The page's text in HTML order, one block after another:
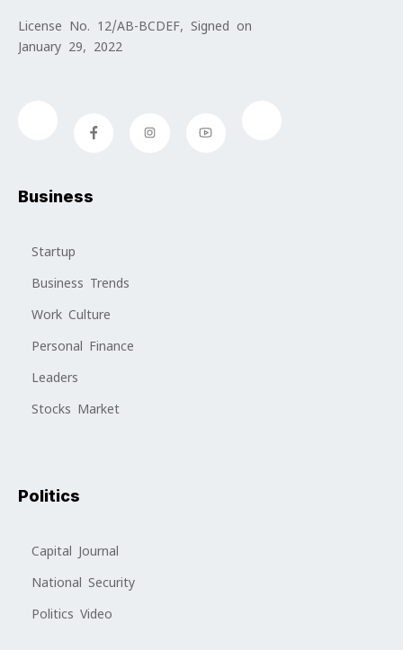
License No. 12/AB-BCDEF, Signed on
January 29, 2022
Business
Startup
Business Trends
Work Culture
Personal Finance
Leaders
Stocks Market
Politics
Capital Journal
National Security
Politics Video